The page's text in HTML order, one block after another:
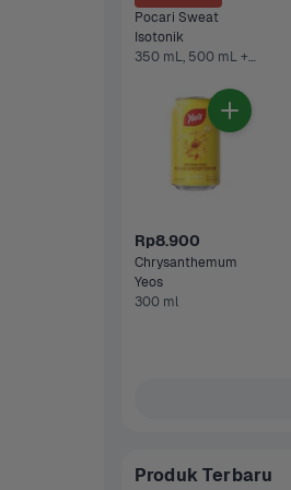
Pocari Sweat
350 mL, 500 mL +2 Lainnya
Rp8.900
Chrysanthemum
Yeos
300 ml
Produk Terbaru